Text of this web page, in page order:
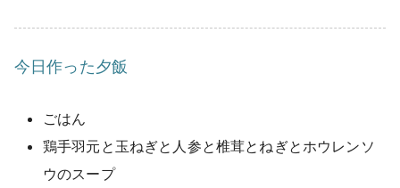
今日作った夕飯
ごはん
鶏手羽元と玉ねぎと人参と椎茸とねぎとホウレンソ
ウのスープ